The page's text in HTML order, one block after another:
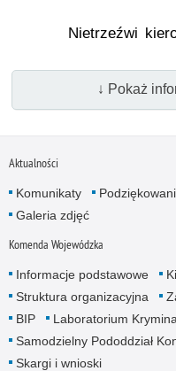
Nietrzeźwi
↓ Pokaż
Aktualności
Komunikaty
Galeria zdjęć
Komenda Wojewódzka
Informacje podstawowe
Struktura organizacyjna
BIP
Laboratorium
Samodzielny Pododdział
Skargi i wnioski